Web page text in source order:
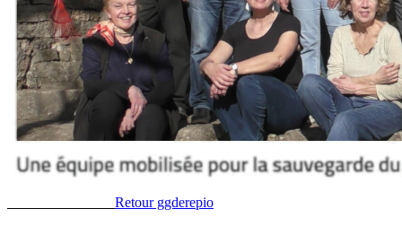
Retour ggderepio